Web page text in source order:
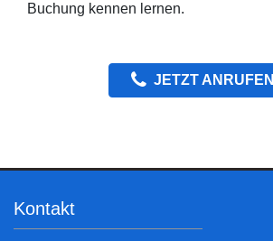
Buchung kennen lernen.
JETZT ANRUFEN
Kontakt